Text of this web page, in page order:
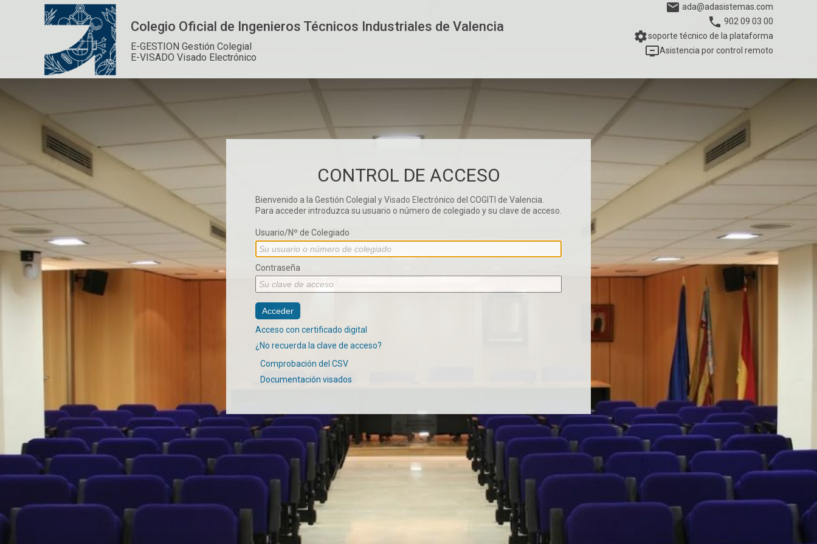
Colegio Oficial de Ingenieros Técnicos Industriales de Valencia
E-GESTION Gestión Colegial
E-VISADO Visado Electrónico
email ada@adasistemas.com
phone 902 09 03 00
settingssoporte técnico de la plataforma
remove_from_queueAsistencia por control remoto
CONTROL DE ACCESO
Bienvenido a la Gestión Colegial y Visado Electrónico del COGITI de Valencia.
Para acceder introduzca su usuario o número de colegiado y su clave de acceso.
Usuario/Nº de Colegiado
Contraseña
Acceso con certificado digital
¿No recuerda la clave de acceso?
Comprobación del CSV
Documentación visados